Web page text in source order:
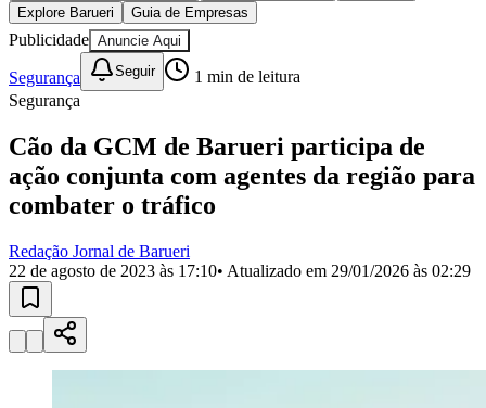
Obras
Educação
Bairros de Barueri
AldeiaAldeia da SerraAldeia de BarueriAlphavilleBairro
JubranBelvalBethavilleBoa
VistaCalifórnia CarapicuíbaCentro
MilitarItapeviJandiraJardim Audir
CalifórniaJardim dos AltosJardim dos CamargosJardim
JulioJardim Líbano
MutingaJardim Paraíso
LuísJardim São Pedro
Jardim TupanciMutingaNova AldeinhaOsascoParque dos
Explore Barueri
Guia de Empresas
Publicidade Anuncie Aqui
Segurança Seguir 1 min de leitura
Segurança
Cão da GCM de Barueri participa de
ação conjunta com agentes da região para
combater o tráfico
Redação Jornal de Barueri
22 de agosto de 2023 às 17:10• Atualizado em 29/01/2026 às 02:29